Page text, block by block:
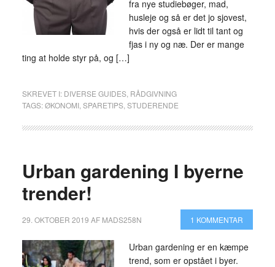
fra nye studiebøger, mad,
husleje og så er det jo sjovest,
hvis der også er lidt til tant og
fjas i ny og næ. Der er mange
ting at holde styr på, og […]
SKREVET I: DIVERSE GUIDES, RÅDGIVNING
TAGS:ØKONOMI, SPARETIPS, STUDERENDE
Urban gardening I byerne
trender!
29. OKTOBER 2019 AF MADS258N 1 KOMMENTAR
Urban gardening er en kæmpe
trend, som er opstået i byer.